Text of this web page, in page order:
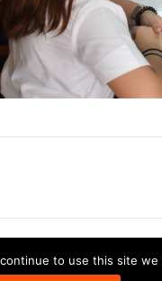
to use this site